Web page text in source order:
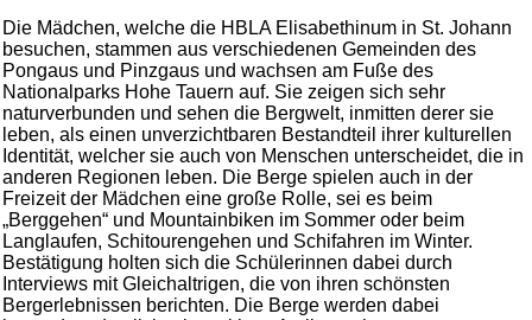
Die Mädchen, welche die HBLA Elisabethinum in St. Johann
besuchen, stammen aus verschiedenen Gemeinden des
Pongaus und Pinzgaus und wachsen am Fuße des
Nationalparks Hohe Tauern auf. Sie zeigen sich sehr
naturverbunden und sehen die Bergwelt, inmitten derer sie
leben, als einen unverzichtbaren Bestandteil ihrer kulturellen
Identität, welcher sie auch von Menschen unterscheidet, die in
anderen Regionen leben. Die Berge spielen auch in der
Freizeit der Mädchen eine große Rolle, sei es beim
„Berggehen“ und Mountainbiken im Sommer oder beim
Langlaufen, Schitourengehen und Schifahren im Winter.
Bestätigung holten sich die Schülerinnen dabei durch
Interviews mit Gleichaltrigen, die von ihren schönsten
Bergerlebnissen berichten. Die Berge werden dabei